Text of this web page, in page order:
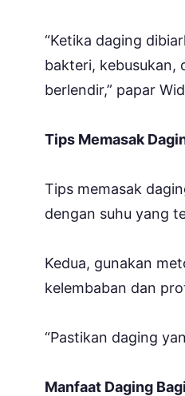
“Ketika daging
bakteri, kebusukan,
berlendir,” papar
Tips Memasak
Tips memasak
dengan suhu yang
Kedua, gunakan
kelembaban dan
“Pastikan daging
Manfaat Daging